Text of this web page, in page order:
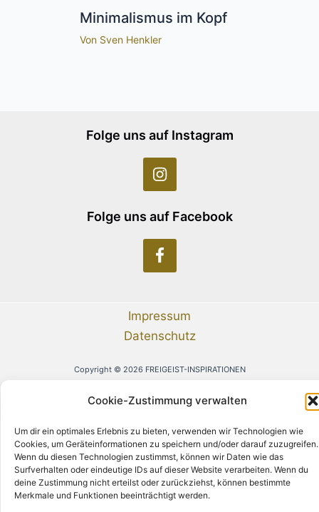
Cookie-Zustimmung verwalten
Um dir ein optimales Erlebnis zu bieten, verwenden wir Technologien wie
Cookies, um Geräteinformationen zu speichern und/oder darauf zuzugreifen.
Wenn du diesen Technologien zustimmst, können wir Daten wie das
Surfverhalten oder eindeutige IDs auf dieser Website verarbeiten. Wenn du
deine Zustimmung nicht erteilst oder zurückziehst, können bestimmte
Merkmale und Funktionen beeinträchtigt werden.
Minimalismus im Kopf
Von Sven Henkler
Folge uns auf Instagram
Folge uns auf Facebook
Impressum
Datenschutz
Copyright © 2026 FREIGEIST-INSPIRATIONEN